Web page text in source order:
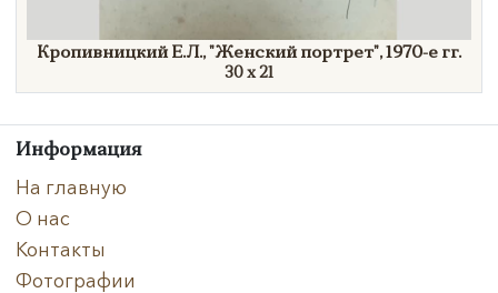
Техника
Материал
Кропивницкий Е.Л.,"Женский портрет",1970-е гг.
30 х 21
Информация
На главную
О нас
Контакты
Фотографии